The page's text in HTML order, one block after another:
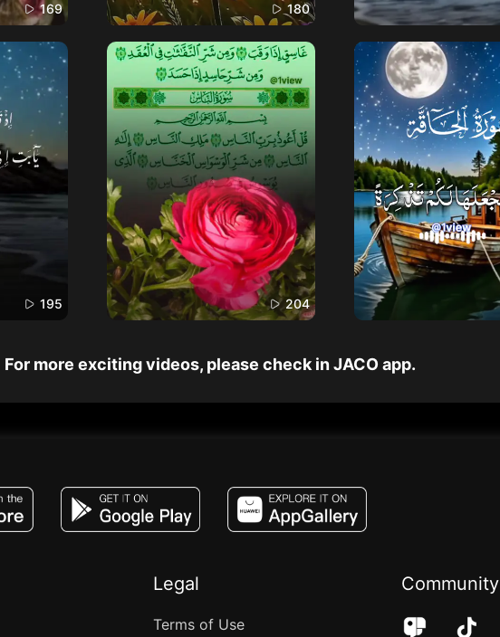
169 180
195 204
For more exciting videos, please check in JACO app.
Legal
Terms of Use
Community